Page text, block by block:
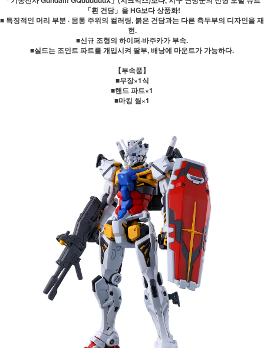
「흰 건담」을 HG보다 상품화!
■ 특징적인 머리 부분 · 몸통 주위의 컬러링, 붉은 건담과는 다른 측두부의 디자인을 재
현.
■신규 조형의 하이퍼·바주카가 부속.
■실드는 조인트 파트를 개입시켜 팔부, 배낭에 마운트가 가능하다.
【부속품】
■무장×1식
■핸드 파트×1
■마킹 씰×1